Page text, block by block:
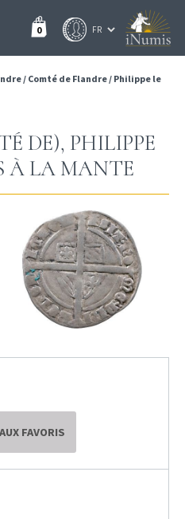
0
/ Comté de Flandre/ Philippe le
DE), PHILIPPE
À LA MANTE
FAVORIS